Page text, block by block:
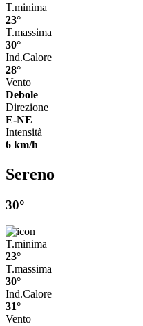
T.minima
23°
T.massima
30°
Ind.Calore
28°
Vento
Debole
Direzione
E-NE
Intensità
6 km/h
Sereno
30°
T.minima
23°
T.massima
30°
Ind.Calore
31°
Vento